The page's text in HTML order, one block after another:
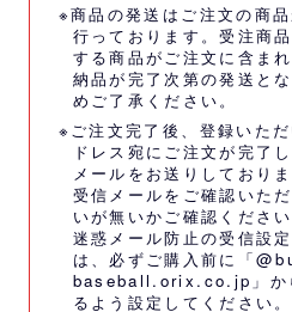
※商品の発送はご注文の商
行っております。受注商
する商品がご注文に含ま
納品が完了次第の発送と
めご了承ください。
※ご注文完了後、登録いた
ドレス宛にご注文が完了
メールをお送りしておりま
受信メールをご確認いた
いが無いかご確認ください
迷惑メール防止の受信設
は、必ずご購入前に「
baseball.orix.co.jp」か
るよう設定してください。